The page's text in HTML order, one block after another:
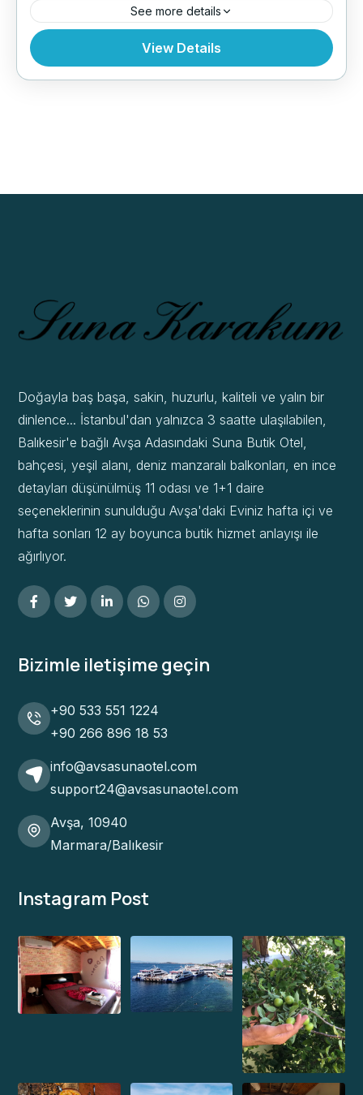
See more details
Everest Region Tibet
View Details
Doğayla baş başa, sakin, huzurlu, kaliteli ve yalın bir
dinlence... İstanbul'dan yalnızca 3 saatte ulaşılabilen,
Balıkesir'e bağlı Avşa Adasındaki Suna Butik Otel,
bahçesi, yeşil alanı, deniz manzaralı balkonları, en ince
detayları düşünülmüş 11 odası ve 1+1 daire
seçeneklerinin sunulduğu Avşa'daki Eviniz hafta içi ve
hafta sonları 12 ay boyunca butik hizmet anlayışı ile
ağırlıyor.
Bizimle iletişime geçin
+90 533 551 1224
+90 266 896 18 53
info@avsasunaotel.com
support24@avsasunaotel.com
Avşa, 10940
Marmara/Balıkesir
Instagram Post